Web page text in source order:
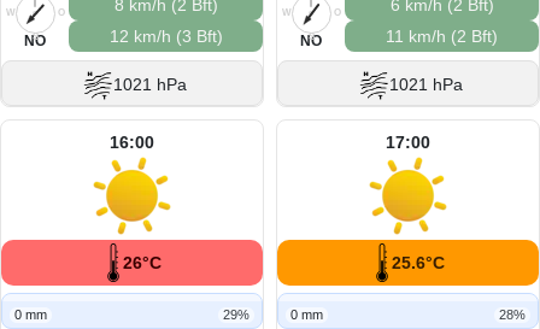
O
S
W
NO
8 km/h (2 Bft)
12 km/h (3 Bft)
1021 hPa
O
S
W
NO
6 km/h (2 Bft)
11 km/h (2 Bft)
1021 hPa
16:00
26°C
0 mm 29%
17:00
25.6°C
0 mm 28%